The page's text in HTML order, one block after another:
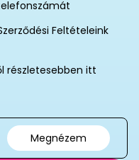
Feltételeink
részletesebben itt
Megnézem